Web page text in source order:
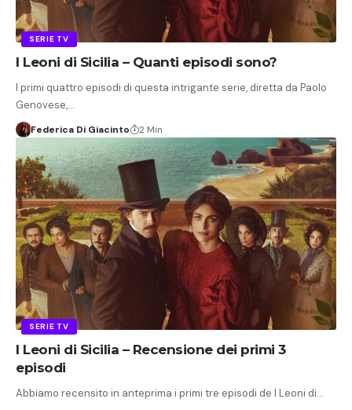
SERIE TV
I Leoni di Sicilia – Quanti episodi sono?
I primi quattro episodi di questa intrigante serie, diretta da Paolo
Genovese,…
Federica Di Giacinto 2 Min
SERIE TV
I Leoni di Sicilia – Recensione dei primi 3
episodi
Abbiamo recensito in anteprima i primi tre episodi de I Leoni di…